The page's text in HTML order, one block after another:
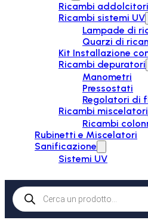
Ricambi addolcitori
Ricambi sistemi UV
Lampade di
Quarzi di
Kit Installazione
Ricambi depuratori
Manometri
Pressostati
Regolatori di
Ricambi miscelatori
Ricambi
Rubinetti e Miscelatori
Sanificazione
Sistemi UV
Products
search